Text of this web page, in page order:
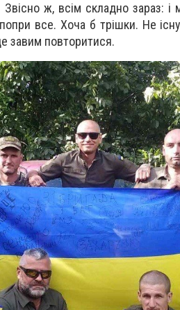
ж, всім складно зараз: і
все. Хоча б трішки. Не
завим повторитися.